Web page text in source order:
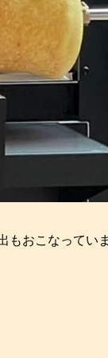
もおこなってい